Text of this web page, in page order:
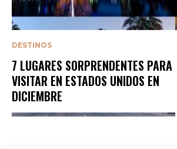
DESTINOS
7 LUGARES SORPRENDENTES PARA
VISITAR EN ESTADOS UNIDOS EN
DICIEMBRE